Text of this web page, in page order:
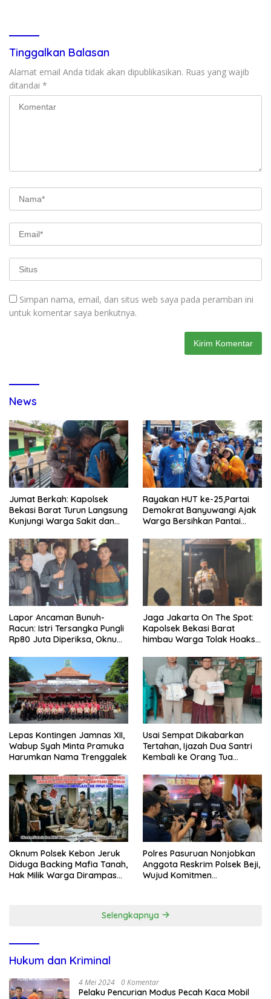
Tinggalkan Balasan
Alamat email Anda tidak akan dipublikasikan. Ruas yang wajib
ditandai *
Simpan nama, email, dan situs web saya pada peramban ini
untuk komentar saya berikutnya.
News
Jumat Berkah: Kapolsek
Bekasi Barat Turun Langsung
Kunjungi Warga Sakit dan
Rayakan HUT ke-25,Partai
Demokrat Banyuwangi Ajak
Warga Bersihkan Pantai
Lapor Ancaman Bunuh-
Racun: Istri Tersangka Pungli
Rp80 Juta Diperiksa, Oknum
Disdagperin
Jaga Jakarta On The Spot:
Kapolsek Bekasi Barat
himbau Warga Tolak Hoaks
Sholat Jumat
Lepas Kontingen Jamnas XII,
Wabup Syah Minta Pramuka
Harumkan Nama Trenggalek
Usai Sempat Dikabarkan
Tertahan, Ijazah Dua Santri
Kembali ke Orang Tua
Oknum Polsek Kebon Jeruk
Diduga Backing Mafia Tanah,
Hak Milik Warga Dirampas
Polres Pasuruan Nonjobkan
Anggota Reskrim Polsek Beji,
Wujud Komitmen
Selengkapnya
Hukum dan Kriminal
4 Mei 2024 0 Komentar
Pelaku Pencurian Modus Pecah Kaca Mobil